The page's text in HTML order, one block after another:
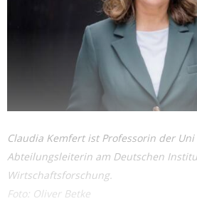
Claudia Kemfert ist Professorin der
Abteilungsleiterin am Deutschen
Wirtschaftsforschung.
Foto: Oliver Betke